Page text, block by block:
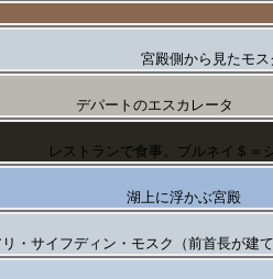
宮殿側から見たモス
デパートのエスカレータ
レストランで食事。ブルネイ＄＝
湖上に浮かぶ宮殿
・サイフディン・モスク（前首長が建